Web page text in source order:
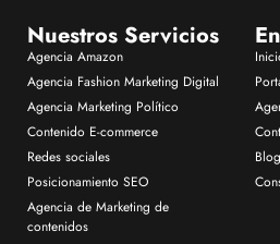
Nuestros Servicios
Agencia Amazon
Agencia Fashion Marketing Digital
Agencia Marketing Político
Contenido E-commerce
Redes sociales
Posicionamiento SEO
Agencia de Marketing de
contenidos
Blog